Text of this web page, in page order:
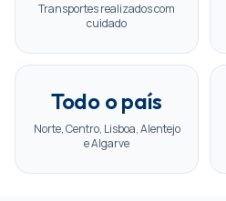
Transportes realizados com
cuidado
Todo o país
Norte, Centro, Lisboa, Alentejo
e Algarve